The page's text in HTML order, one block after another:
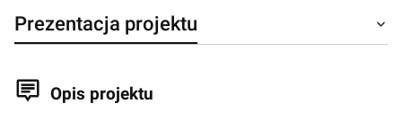
Prezentacja projektu
Opis projektu